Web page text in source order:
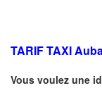
TARIF TAXI
Vous voulez une